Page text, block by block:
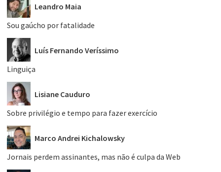
Leandro Maia
Sou gaúcho por fatalidade
Luís Fernando Veríssimo
Linguiça
Lisiane Cauduro
Sobre privilégio e tempo para fazer exercício
Marco Andrei Kichalowsky
Jornais perdem assinantes, mas não é culpa da Web